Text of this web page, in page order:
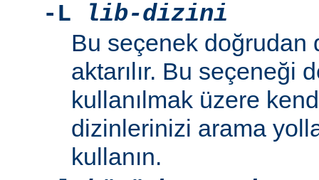
-L
lib-dizini
Bu seçenek doğrudan
aktarılır. Bu seçeneği
kullanılmak üzere
dizinlerinizi arama
kullanın.